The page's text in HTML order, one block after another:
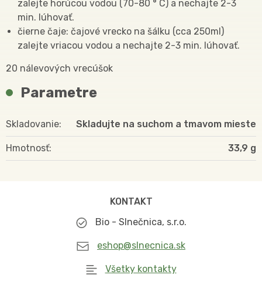
zalejte horúcou vodou (70-80 ° C) a nechajte 2-3
min. lúhovať.
čierne čaje: čajové vrecko na šálku (cca 250ml)
zalejte vriacou vodou a nechajte 2-3 min. lúhovať.
20 nálevových vrecúšok
Parametre
Skladovanie Skladujte na suchom a tmavom mieste
Hmotnosť 33,9
KONTAKT
Bio - Slnečnica, s.r.o.
eshop@slnecnica.sk
Všetky kontakty